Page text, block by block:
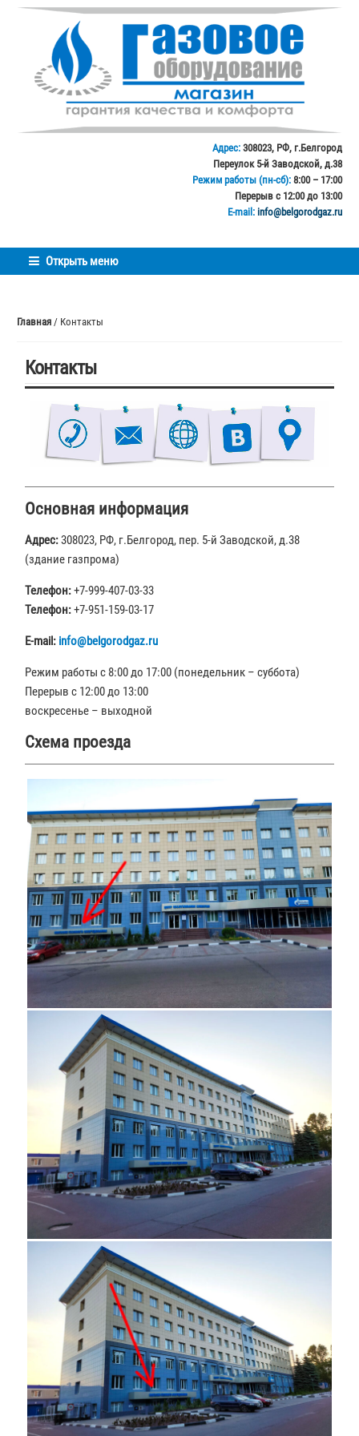
Перейти
навигации
Перейти
содержимому
Адрес:308023, РФ, г.Белгород
Переулок 5-й Заводской, д.38
Режим работы (пн-сб):8:00 – 17:00
Перерыв с 12:00 до 13:00
E-mail: info@belgorodgaz.ru
Открыть меню
Главная/ Контакты
Контакты
Основная информация
Адрес:308023, РФ, г.Белгород, пер. 5-й Заводской, д.38
(здание газпрома)
Телефон:+7-999-407-03-33
Телефон:+7-951-159-03-17
E-mail: info@belgorodgaz.ru
Режим работы с 8:00 до 17:00 (понедельник – суббота)
Перерыв с 12:00 до 13:00
воскресенье – выходной
Схема проезда